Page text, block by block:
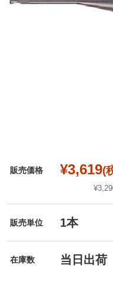
販売価格 ¥3,619(
販売単位 1本
在庫数 当日出荷